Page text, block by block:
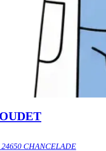
24650 CHANCELADE